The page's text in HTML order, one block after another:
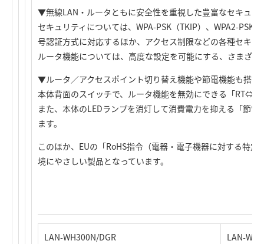
▼無線LAN・ルータともに安全性を重視した豊富なセキュリ
セキュリティについては、WPA-PSK（TKIP）、WPA2-PSK
号認証方式に対応するほか、アクセス制限などの各種セキ
ルータ機能については、高度な設定を可能にする、さまざ
▼ルータ／アクセスポイント切り替え機能や節電機能も搭載
本体背面のスイッチで、ルータ機能を無効にできる「
また、本体のLEDランプを消灯して消費電力を抑える「節
ます。
このほか、EUの「RoHS指令（電器・電子機器に対する特
境にやさしい製品となっています。
LAN-WH300N/DGR LAN-